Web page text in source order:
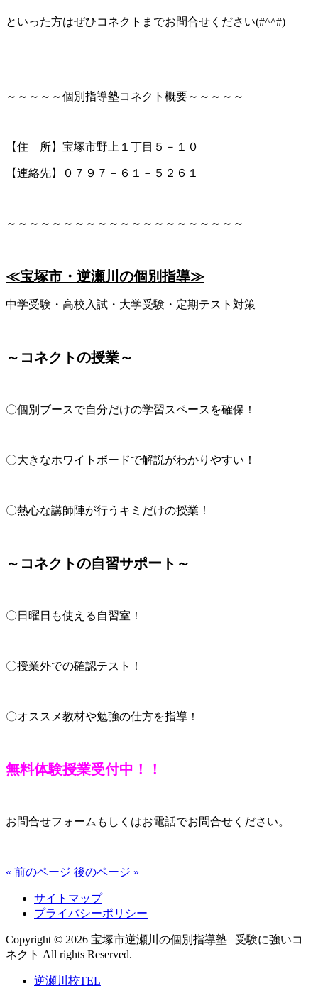
といった方はぜひコネクトまでお問合せください(#^^#)
～～～～～個別指導塾コネクト概要～～～～～
【住 所】宝塚市野上１丁目５－１０
【連絡先】０７９７－６１－５２６１
～～～～～～～～～～～～～～～～～～～～～
≪宝塚市・逆瀬川の個別指導≫
中学受験・高校入試・大学受験・定期テスト対策
～コネクトの授業～
〇個別ブースで自分だけの学習スペースを確保！
〇大きなホワイトボードで解説がわかりやすい！
〇熱心な講師陣が行うキミだけの授業！
～コネクトの自習サポート～
〇日曜日も使える自習室！
〇授業外での確認テスト！
〇オススメ教材や勉強の仕方を指導！
無料体験授業受付中！！
お問合せフォームもしくはお電話でお問合せください。
« 前のページ 後のページ »
サイトマップ
プライバシーポリシー
Copyright © 2026 宝塚市逆瀬川の個別指導塾 | 受験に強いコ
ネクト All rights Reserved.
逆瀬川校TEL